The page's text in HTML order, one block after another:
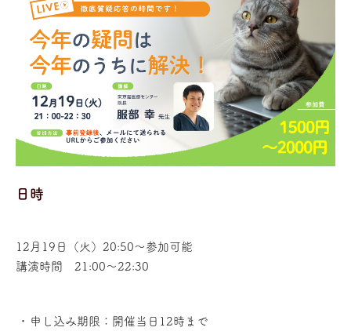
日時
12月19日（火）20:50～参加可能
講演時間 21:00～22:30
申し込み期限：開催当日12時まで